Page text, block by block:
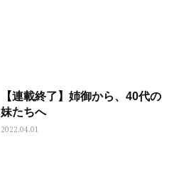
【連載終了】姉御から、40代の
妹たちへ
2022.04.01